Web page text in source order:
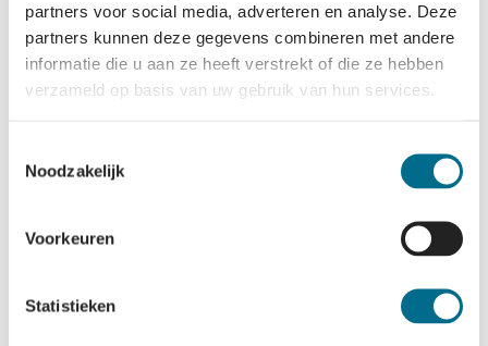
partners voor social media, adverteren en analyse. Deze
partners kunnen deze gegevens combineren met andere
informatie die u aan ze heeft verstrekt of die ze hebben
verzameld op basis van uw gebruik van hun services.
Noodzakelijk
Voorkeuren
Statistieken
23 februari
2024